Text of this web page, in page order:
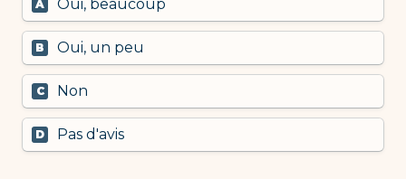
A Oui, beaucoup
B Oui, un peu
C Non
D Pas d'avis